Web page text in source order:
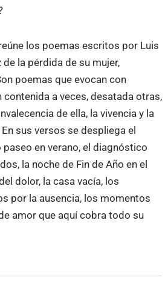
los poemas escritos por Luis
la pérdida de su mujer,
poemas que evocan con
a veces, desatada otras,
de ella, la vivencia y la
sus versos se despliega el
en verano, el diagnóstico
la noche de Fin de Año en el
dolor, la casa vacía, los
por la ausencia, los momentos
amor que aquí cobra todo su